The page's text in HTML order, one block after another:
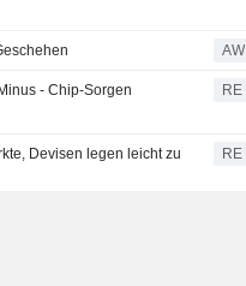
AW
- Chip-Sorgen
RE
Devisen legen leicht zu RE